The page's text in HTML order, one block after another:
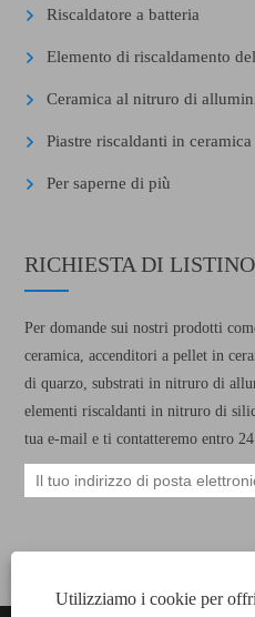
Utilizziamo i cookie per
Riscaldatore a batteria
Elemento di riscaldamento
Ceramica al nitruro di
Piastre riscaldanti in ceramica
Per saperne di più
RICHIESTA DI
Per domande sui nostri prodotti
ceramica, accenditori a pellet in
di quarzo, substrati in nitruro di
elementi riscaldanti in nitruro di
tua e-mail e ti contatteremo entro